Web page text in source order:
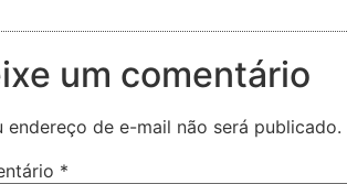
um comentário
endereço de e-mail não será publicado.
*